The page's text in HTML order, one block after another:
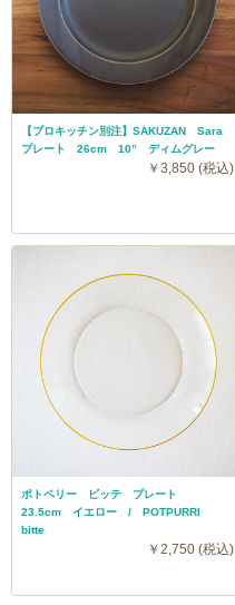
【プロキッチン別注】SAKUZAN Sara
プレート 26cm 10” ディムグレー
￥3,850 (税込)
ポトペリー ビッテ プレート
23.5cm イエロー / POTPURRI
bitte
￥2,750 (税込)